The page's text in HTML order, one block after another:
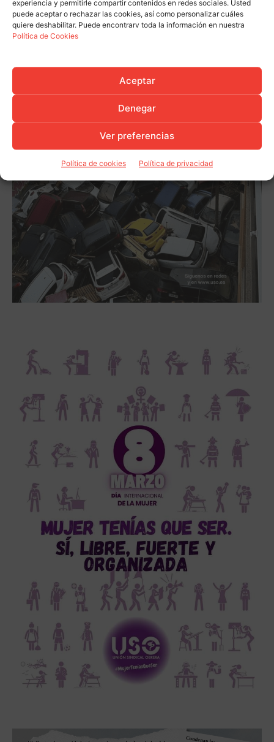
experiencia y permitirle compartir contenidos en redes sociales. Usted
puede aceptar o rechazar las cookies, así como personalizar cuáles
quiere deshabilitar. Puede encontrarv toda la información en nuestra
Política de Cookies
Aceptar
Denegar
Ver preferencias
Política de cookies Política de privacidad